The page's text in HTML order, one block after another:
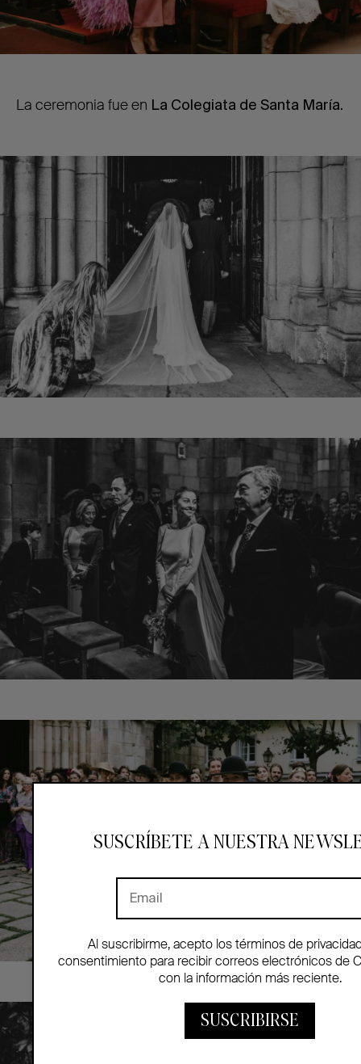
La ceremonia fue en La Colegiata de Santa María.
SUSCRÍBETE A NUESTRA
Al suscribirme, acepto los términos de
consentimiento para recibir correos electrónicos de
con la información más reciente.
SUSCRIBIRSE